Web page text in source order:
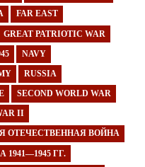
FAR EAST
GREAT PATRIOTIC WAR
NAVY
RUSSIA
SECOND WORLD WAR
II
ОТЕЧЕСТВЕННАЯ ВОЙНА
ГГ.